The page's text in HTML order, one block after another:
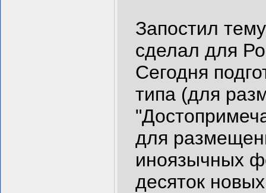
Запостил
сделал для
Сегодня
типа (для
для
иноязычных
десяток